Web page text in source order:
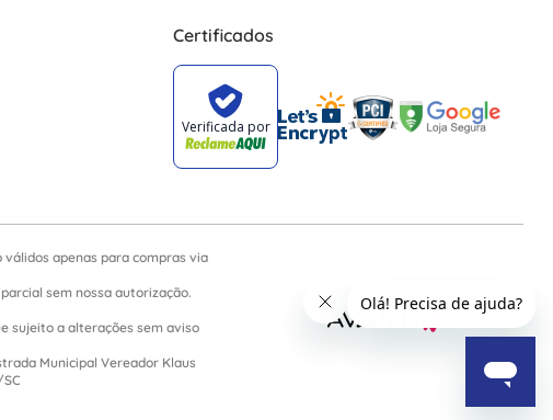
Certificados
apenas para compras via
sem nossa autorização.
sujeito a alterações sem aviso
Municipal Vereador Klaus